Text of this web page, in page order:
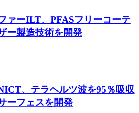
ァーILT、PFASフリーコーテ
ー製造技術を開発
、テラヘルツ波を95％吸収
ーフェスを開発